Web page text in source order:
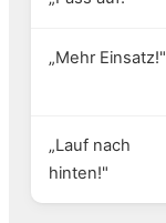
„Mehr Einsatz!"
„Lauf nach
hinten!"